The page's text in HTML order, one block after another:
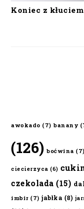
Koniec z
awokado (7) banany
(126) boćwina (7)
ciecierzyca (6)
czekolada (15)
imbir (7) jabłka (8)